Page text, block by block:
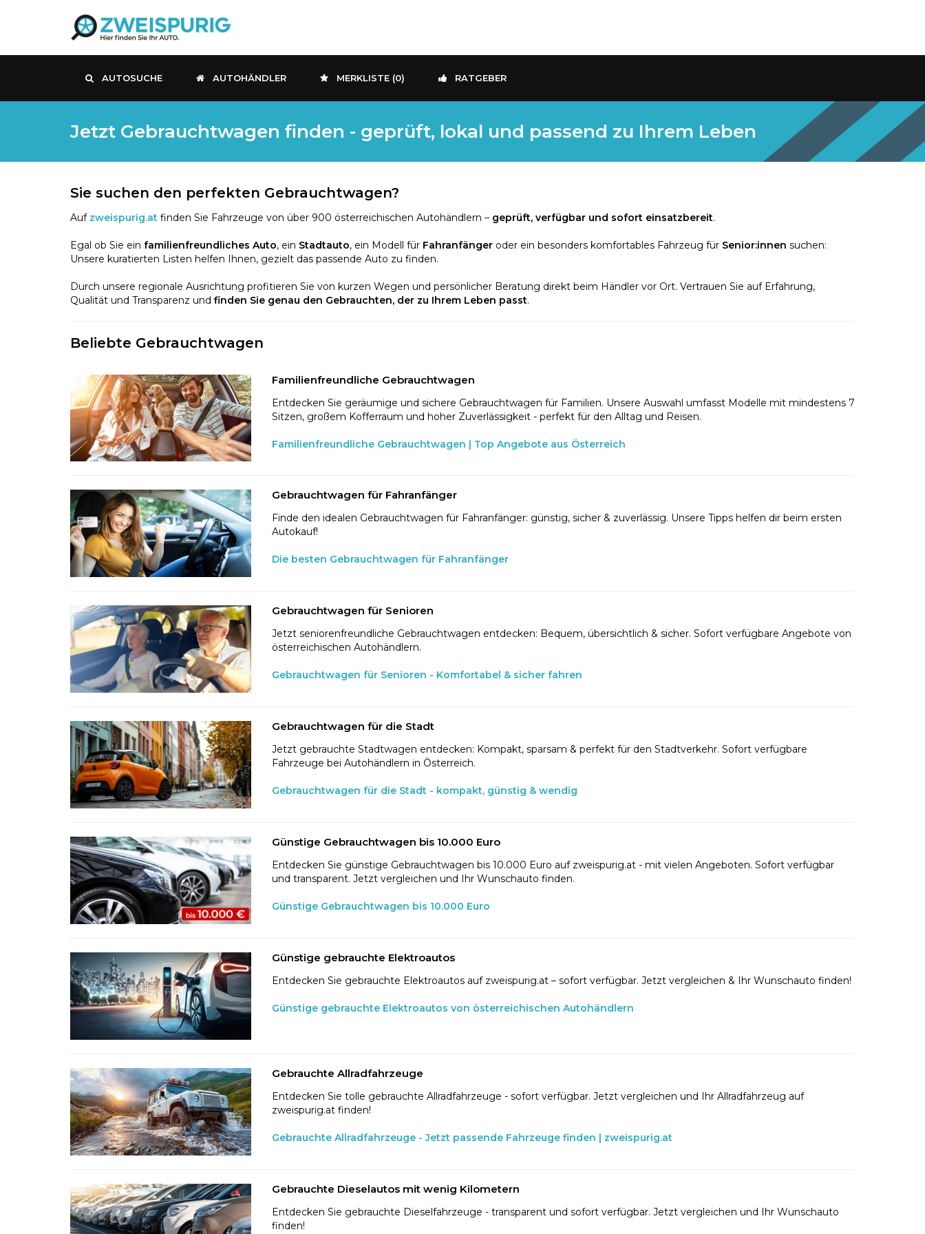
AUTOSUCHE AUTOHÄNDLER MERKLISTE (0) RATGEBER
Jetzt Gebrauchtwagen finden - geprüft, lokal und passend zu Ihrem Leben
Sie suchen den perfekten Gebrauchtwagen?
Auf zweispurig.at finden Sie Fahrzeuge von über 900 österreichischen Autohändlern – geprüft, verfügbar und sofort einsatzbereit.
Egal ob Sie ein familienfreundliches Auto, ein Stadtauto, ein Modell für Fahranfänger oder ein besonders komfortables Fahrzeug für Senior:innen suchen:
Unsere kuratierten Listen helfen Ihnen, gezielt das passende Auto zu finden.
Durch unsere regionale Ausrichtung profitieren Sie von kurzen Wegen und persönlicher Beratung direkt beim Händler vor Ort. Vertrauen Sie auf Erfahrung,
Qualität und Transparenz und finden Sie genau den Gebrauchten, der zu Ihrem Leben passt.
Beliebte Gebrauchtwagen
Familienfreundliche Gebrauchtwagen
Entdecken Sie geräumige und sichere Gebrauchtwagen für Familien. Unsere Auswahl umfasst Modelle mit mindestens 7
Sitzen, großem Kofferraum und hoher Zuverlässigkeit - perfekt für den Alltag und Reisen.
Familienfreundliche Gebrauchtwagen | Top Angebote aus Österreich
Gebrauchtwagen für Fahranfänger
Finde den idealen Gebrauchtwagen für Fahranfänger: günstig, sicher & zuverlässig. Unsere Tipps helfen dir beim ersten
Autokauf!
Die besten Gebrauchtwagen für Fahranfänger
Gebrauchtwagen für Senioren
Jetzt seniorenfreundliche Gebrauchtwagen entdecken: Bequem, übersichtlich & sicher. Sofort verfügbare Angebote von
österreichischen Autohändlern.
Gebrauchtwagen für Senioren - Komfortabel & sicher fahren
Gebrauchtwagen für die Stadt
Jetzt gebrauchte Stadtwagen entdecken: Kompakt, sparsam & perfekt für den Stadtverkehr. Sofort verfügbare
Fahrzeuge bei Autohändlern in Österreich.
Gebrauchtwagen für die Stadt - kompakt, günstig & wendig
Günstige Gebrauchtwagen bis 10.000 Euro
Entdecken Sie günstige Gebrauchtwagen bis 10.000 Euro auf zweispurig.at - mit vielen Angeboten. Sofort verfügbar
und transparent. Jetzt vergleichen und Ihr Wunschauto finden.
Günstige Gebrauchtwagen bis 10.000 Euro
Günstige gebrauchte Elektroautos
Entdecken Sie gebrauchte Elektroautos auf zweispurig.at – sofort verfügbar. Jetzt vergleichen & Ihr Wunschauto finden!
Günstige gebrauchte Elektroautos von österreichischen Autohändlern
Gebrauchte Allradfahrzeuge
Entdecken Sie tolle gebrauchte Allradfahrzeuge - sofort verfügbar. Jetzt vergleichen und Ihr Allradfahrzeug auf
zweispurig.at finden!
Gebrauchte Allradfahrzeuge - Jetzt passende Fahrzeuge finden | zweispurig.at
Gebrauchte Dieselautos mit wenig Kilometern
Entdecken Sie gebrauchte Dieselfahrzeuge - transparent und sofort verfügbar. Jetzt vergleichen und Ihr Wunschauto
finden!